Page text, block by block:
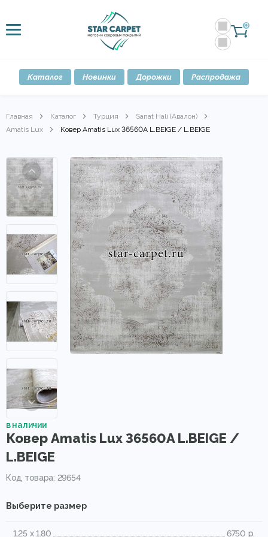
0
Каталог Новинки Дорожки Распродажа
Главная Каталог Турция
Sanat Hali (Авалон)
Amatis Lux
Ковер Amatis Lux 36560A L.BEIGE / L.BEIGE
в наличии
Ковер Amatis Lux 36560A L.BEIGE /
L.BEIGE
Код товара: 29654
Выберите размер
1.25 x 1.80
6750 р.